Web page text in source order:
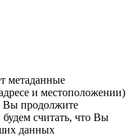
метаданные
и местоположении)
Вы продолжите
считать, что Вы
данных